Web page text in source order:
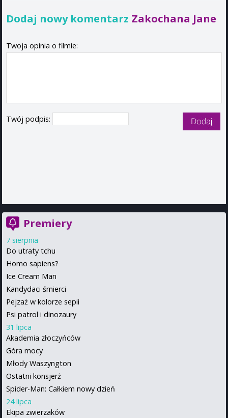
Dodaj nowy komentarz Zakochana Jane
Twoja opinia o filmie:
Twój podpis:
Premiery
7 sierpnia
Do utraty tchu
Homo sapiens?
Ice Cream Man
Kandydaci śmierci
Pejzaż w kolorze sepii
Psi patrol i dinozaury
31 lipca
Akademia złoczyńców
Góra mocy
Młody Waszyngton
Ostatni konsjerż
Spider-Man: Całkiem nowy dzień
24 lipca
Ekipa zwierzaków